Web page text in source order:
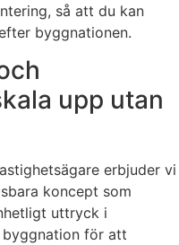
så att du kan
byggnationen.
upp utan
erbjuder vi
koncept som
uttryck i
för att